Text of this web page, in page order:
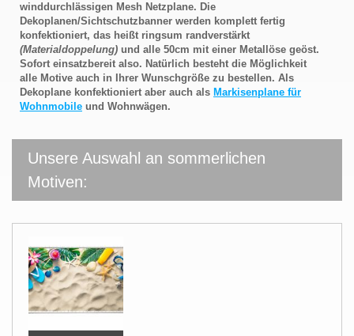
winddurchlässigen Mesh Netzplane. Die
Dekoplanen/Sichtschutzbanner werden komplett fertig
konfektioniert, das heißt ringsum randverstärkt
(Materialdoppelung) und alle 50cm mit einer Metallöse geöst.
Sofort einsatzbereit also. Natürlich besteht die Möglichkeit
alle Motive auch in Ihrer Wunschgröße zu bestellen. Als
Dekoplane konfektioniert aber auch als Markisenplane für
Wohnmobile und Wohnwägen.
Unsere Auswahl an sommerlichen
Motiven: